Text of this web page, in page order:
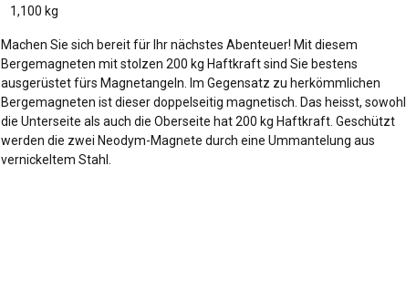
1,100 kg
Machen Sie sich bereit für Ihr nächstes Abenteuer! Mit diesem
Bergemagneten mit stolzen 200 kg Haftkraft sind Sie bestens
ausgerüstet fürs Magnetangeln. Im Gegensatz zu herkömmlichen
Bergemagneten ist dieser doppelseitig magnetisch. Das heisst, sowohl
die Unterseite als auch die Oberseite hat 200 kg Haftkraft. Geschützt
werden die zwei Neodym-Magnete durch eine Ummantelung aus
vernickeltem Stahl.